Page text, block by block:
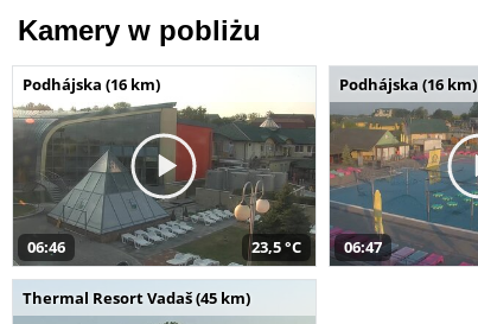
Kamery w pobliżu
Podhájska (16 km)
06:46 23,5 °C
Podhájska (16 km)
06:47
Thermal Resort Vadaš (45 km)